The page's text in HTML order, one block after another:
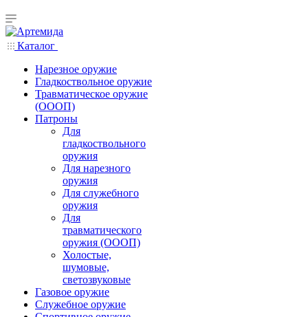
Каталог
Нарезное оружие
Гладкоствольное оружие
Травматическое оружие
(ОООП)
Патроны
Для
гладкоствольного
оружия
Для нарезного
оружия
Для служебного
оружия
Для
травматического
оружия (ОООП)
Холостые,
шумовые,
светозвуковые
Газовое оружие
Служебное оружие